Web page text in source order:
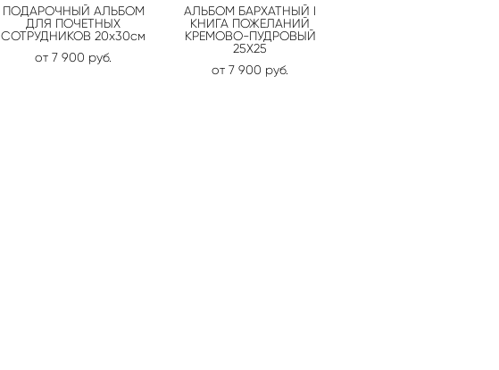
ПОДАРОЧНЫЙ АЛЬБОМ
ДЛЯ ПОЧЕТНЫХ
СОТРУДНИКОВ 20х30см
от 7 900 pуб.
АЛЬБОМ БАРХАТНЫЙ I
КНИГА ПОЖЕЛАНИЙ
КРЕМОВО-ПУДРОВЫЙ
25Х25
от 7 900 pуб.